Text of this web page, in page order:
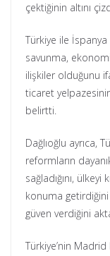
çektiğinin altını
Türkiye ile
savunma,
ilişkiler olduğunu
ticaret
belirtti.
Dağlıoğlu ayrıca,
reformların
sağladığını,
konuma getirdiğini
güven verdiğini
Türkiye’nin